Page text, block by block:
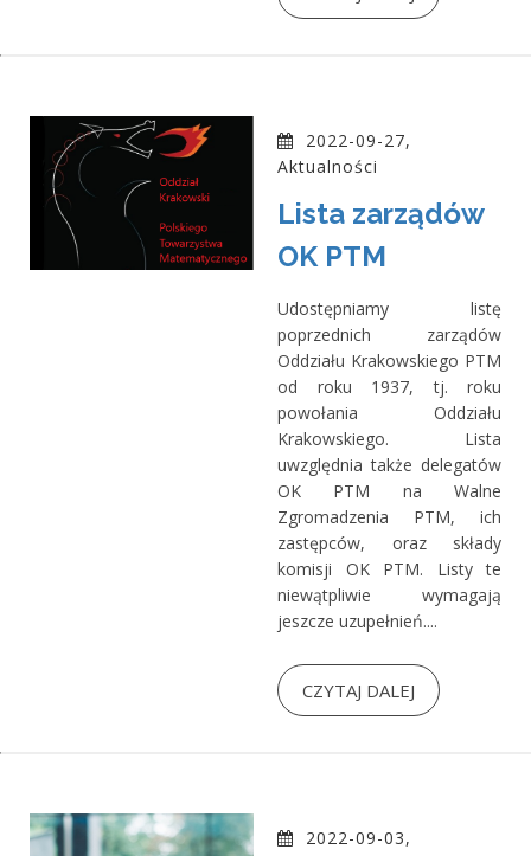
2022-09-27,
Aktualności
Lista zarządów
OK PTM
Udostępniamy listę
poprzednich zarządów
Oddziału Krakowskiego PTM
od roku 1937, tj. roku
powołania Oddziału
Krakowskiego. Lista
uwzględnia także delegatów
OK PTM na Walne
Zgromadzenia PTM, ich
zastępców, oraz składy
komisji OK PTM. Listy te
niewątpliwie wymagają
jeszcze uzupełnień....
CZYTAJ DALEJ
2022-09-03,